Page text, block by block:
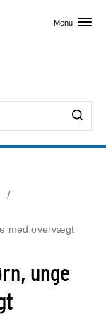
Menu
med overvægt
unge